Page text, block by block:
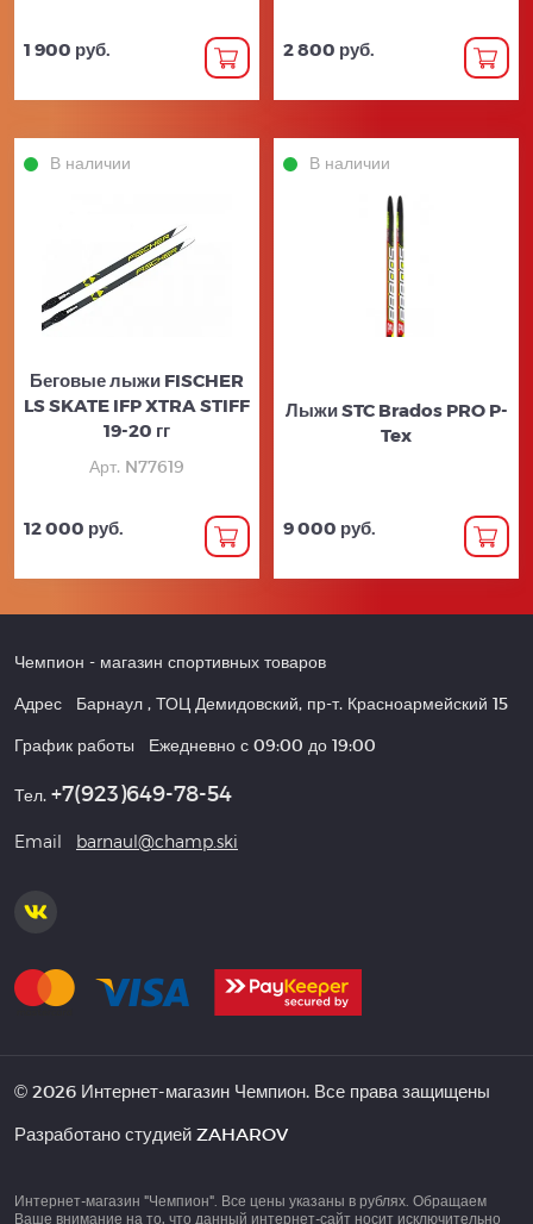
1 900 руб. 2 800 руб.
В наличии
Беговые лыжи FISCHER
LS SKATE IFP XTRA STIFF
19-20 гг
Арт. N77619
12 000 руб.
В наличии
Лыжи STC Brados PRO P-
Tex
9 000 руб.
Чемпион - магазин спортивных товаров
Адрес Барнаул , ТОЦ Демидовский, пр-т. Красноармейский 15
График работы Ежедневно с 09:00 до 19:00
Тел. +7(923)649-78-54
Email barnaul@champ.ski
© 2026 Интернет-магазин Чемпион. Все права защищены
Разработано студией ZAHAROV
Интернет-магазин "Чемпион". Все цены указаны в рублях. Обращаем
Ваше внимание на то, что данный интернет-сайт носит исключительно